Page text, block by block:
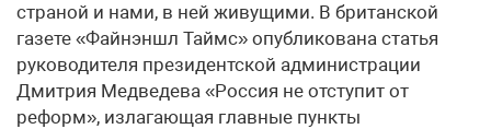
страной и нами, в ней живущими. В британской
газете «Файнэншл Таймс» опубликована статья
руководителя президентской администрации
Дмитрия Медведева «Россия не отступит от
реформ», излагающая главные пункты